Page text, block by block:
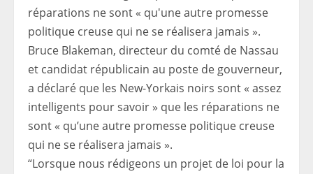
Bruce Blakeman, directeur du comté de Nassau
et candidat républicain au poste de gouverneur,
a déclaré que les New-Yorkais noirs sont « assez
intelligents pour savoir » que les réparations ne
sont « qu’une autre promesse politique creuse
qui ne se réalisera jamais ».
“Lorsque nous rédigeons un projet de loi pour la